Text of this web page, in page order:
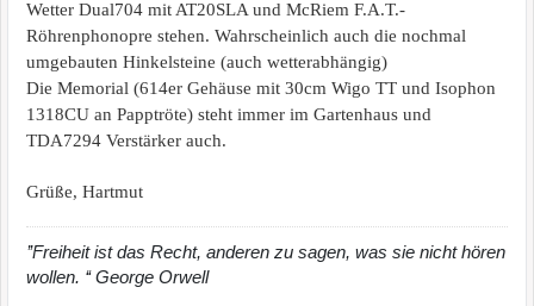
Wetter Dual704 mit AT20SLA und McRiem F.A.T.-
Röhrenphonopre stehen. Wahrscheinlich auch die nochmal
umgebauten Hinkelsteine (auch wetterabhängig)
Die Memorial (614er Gehäuse mit 30cm Wigo TT und Isophon
1318CU an Papptröte) steht immer im Gartenhaus und
TDA7294 Verstärker auch.
Grüße, Hartmut
’’Freiheit ist das Recht, anderen zu sagen, was sie nicht hören
wollen. ‘‘ George Orwell